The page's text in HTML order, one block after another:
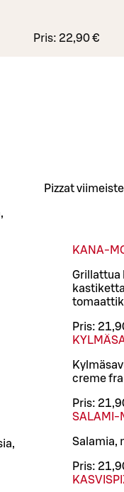
Pris: 22,90 €
Pizzat
KANA-
Grillattua
Pris:
creme
Pris:
SALAMI-
Salamia,
Pris: